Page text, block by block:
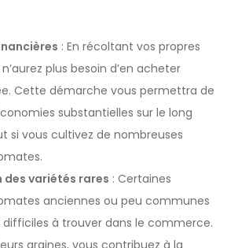
: En récoltant vos propres
plus besoin d’en acheter
Cette démarche vous permettra de
substantielles sur le long
si vous cultivez de nombreuses
des variétés rares : Certaines
anciennes ou peu communes
à trouver dans le commerce.
graines, vous contribuez à la